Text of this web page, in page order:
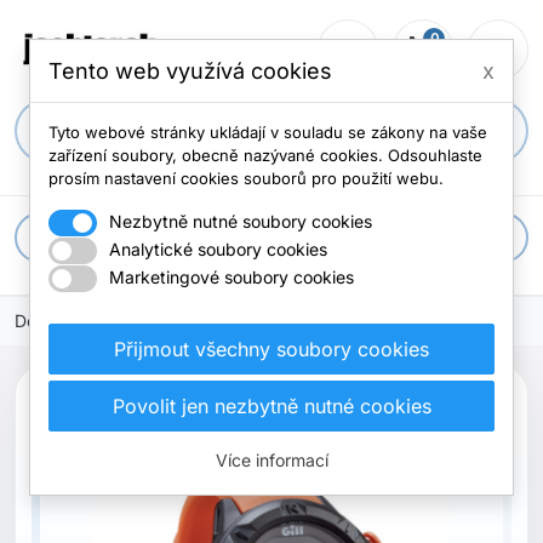
search
person_outline shopping_cart
0 menu
apps Všechny kategorie
Domů
Tento web využívá cookies x
Tyto webové stránky ukládají v souladu se zákony na vaše
zařízení soubory, obecně nazývané cookies. Odsouhlaste
prosím nastavení cookies souborů pro použití webu.
Nezbytně nutné soubory cookies
Analytické soubory cookies
Marketingové soubory cookies
Přijmout všechny soubory cookies
Povolit jen nezbytně nutné cookies
Více informací